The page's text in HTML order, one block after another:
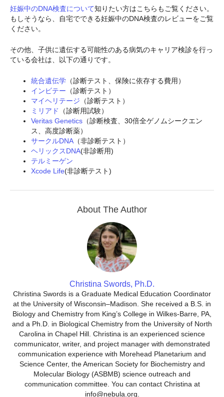
妊娠中のDNA検査について知りたい方はこちらもご覧ください。
もしそうなら、自宅でできる妊娠中のDNA検査のレビューをご覧
ください。
その他、子供に遺伝する可能性のある病気のキャリア検診を行っ
ている会社は、以下の通りです。
統合遺伝学 （診断テスト、保険に依存する費用）
インビテー （診断テスト）
マイヘリテージ （診断テスト）
ミリアド
（診断用試験）
Veritas Genetics （診断検査、30倍全ゲノムシークエン
ス、高度診断薬）
サークルDNA（非診断テスト）
ヘリックスDNA(非診断用)
テルミーゲン
Xcode Life(非診断テスト)
About The Author
Christina Swords, Ph.D.
Christina Swords is a Graduate Medical Education Coordinator
at the University of Wisconsin–Madison. She received a B.S. in
Biology and Chemistry from King’s College in Wilkes-Barre, PA,
and a Ph.D. in Biological Chemistry from the University of North
Carolina in Chapel Hill. Christina is an experienced science
communicator, writer, and project manager with demonstrated
communication experience with Morehead Planetarium and
Science Center, the American Society for Biochemistry and
Molecular Biology (ASBMB) science outreach and
communication committee. You can contact Christina at
info@nebula.org.